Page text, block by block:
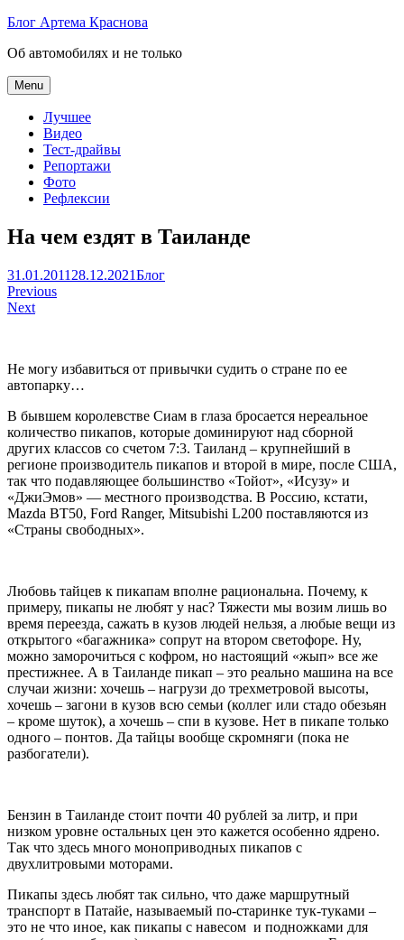
Skip
content
Блог Артема Краснова
Об автомобилях и не только
Menu
Лучшее
Видео
Тест-драйвы
Репортажи
Фото
Рефлексии
На чем ездят в Таиланде
Артем
Краснов
31.01.2011 28.12.2021Блог
Навигация
по
Previous
Next
Не могу избавиться от привычки судить о стране по ее
автопарку…
В бывшем королевстве Сиам в глаза бросается нереальное
количество пикапов, которые доминируют над сборной
других классов со счетом 7:3. Таиланд – крупнейший в
регионе производитель пикапов и второй в мире, после США,
так что подавляющее большинство «Тойот», «Исузу» и
«ДжиЭмов» — местного производства. В Россию, кстати,
Mazda BT50, Ford Ranger, Mitsubishi L200 поставляются из
«Страны свободных».
Любовь тайцев к пикапам вполне рациональна. Почему, к
примеру, пикапы не любят у нас? Тяжести мы возим лишь во
время переезда, сажать в кузов людей нельзя, а любые вещи из
открытого «багажника» сопрут на втором светофоре. Ну,
можно заморочиться с кофром, но настоящий «жып» все же
престижнее. А в Таиланде пикап – это реально машина на все
случаи жизни: хочешь – нагрузи до трехметровой высоты,
хочешь – загони в кузов всю семьи (коллег или стадо обезьян
– кроме шуток), а хочешь – спи в кузове. Нет в пикапе только
одного – понтов. Да тайцы вообще скромняги (пока не
разбогатели).
Бензин в Таиланде стоит почти 40 рублей за литр, и при
низком уровне остальных цен это кажется особенно ядрено.
Так что здесь много моноприводных пикапов с
двухлитровыми моторами.
Пикапы здесь любят так сильно, что даже маршрутный
транспорт в Патайе, называемый по-старинке тук-туками –
это не что иное, как пикапы с навесом и подножками для